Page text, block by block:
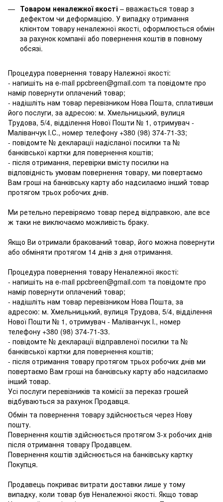
Товаром неналежної якості – вважається товар з
дефектом чи деформацією. У випадку отримання
клієнтом товару неналежної якості, оформлюється обмін
за рахунок компанії або повернення коштів в повному
обсязі.
Процедура повернення товару Належної якості:
- напишіть на e-mail ppcbreen@gmail.com та повідомте про
намір повернути оплачений товар;
- надішліть нам товар перевізником Нова Пошта, сплативши
його послуги, за адресою: м. Хмельницький, вулиця
Трудова, 5/4, відділення Нової Пошти № 1, отримувач -
Маліванчук І.С., номер телефону +380 (98) 374-71-33;
- повідомте № декларації надісланої посилки та №
банківської картки для повернення коштів;
- після отримання, перевірки вмісту посилки на
відповідність умовам повернення товару, ми повертаємо
Вам гроші на банківську карту або надсилаємо інший товар
протягом трьох робочих днів.
Ми ретельно перевіряємо товар перед відправкою, але все
ж таки не виключаємо можливість браку.
Якщо Ви отримали бракований товар, його можна повернути
або обміняти протягом 14 днів з дня отримання.
Процедура повернення товару Неналежної якості:
- напишіть на e-mail ppcbreen@gmail.com та повідомте про
намір повернути оплачений товар;
- надішліть нам товар перевізником Нова Пошта, за
адресою: м. Хмельницький, вулиця Трудова, 5/4, відділення
Нової Пошти № 1, отримувач - Маліванчук І., номер
телефону +380 (98) 374-71-33.
- повідомте № декларації відправленої посилки та №
банківської картки для повернення коштів;
- після отримання товару протягом трьох робочих днів ми
повертаємо Вам гроші на банківську карту або надсилаємо
інший товар.
Усі послуги перевізників та комісії за переказ грошей
відбуваються за рахунок Продавця.
Обмін та повернення товару здійснюється через Нову
пошту.
Повернення коштів здійснюється протягом 3-х робочих днів
після отримання товару Продавцем.
Повернення коштів здійснюється на банківську картку
Покупця.
Продавець покриває витрати доставки лише у тому
випадку, коли товар був Неналежної якості. Якщо товар